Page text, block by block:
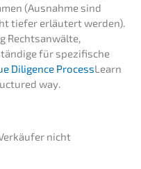
(Ausnah­me sind
tiefer erläu­tert werden).
Rechts­an­wäl­te,
für spezi­fi­sche
Diligence ProcessLearn
way.
nicht